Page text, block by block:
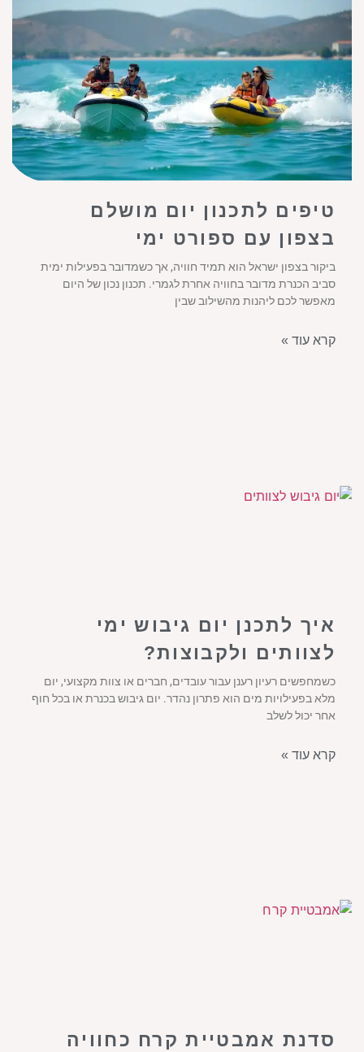
טיפים לתכנון יום מושלם
בצפון עם ספורט ימי
ביקור בצפון ישראל הוא תמיד חוויה, אך כשמדובר בפעילות ימית
סביב הכנרת מדובר בחוויה אחרת לגמרי. תכנון נכון של היום
מאפשר לכם ליהנות מהשילוב שבין
קרא עוד »
איך לתכנן יום גיבוש ימי
לצוותים ולקבוצות?
כשמחפשים רעיון רענן עבור עובדים, חברים או צוות מקצועי, יום
מלא בפעילויות מים הוא פתרון נהדר. יום גיבוש בכנרת או בכל חוף
אחר יכול לשלב
קרא עוד »
סדנת אמבטיית קרח כחוויה